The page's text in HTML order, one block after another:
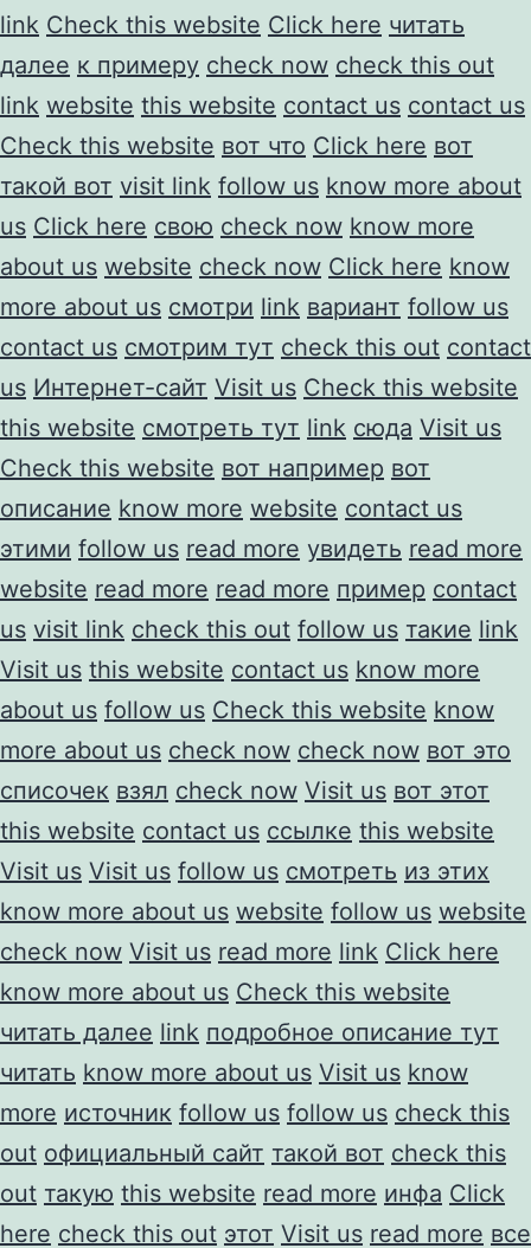
link Check this website Click here читать
далее к примеру check now check this out
link website this website contact us contact us
Check this website вот что Click here вот
такой вот visit link follow us know more about
us Click here свою check now know more
about us website check now Click here know
more about us смотри link вариант follow us
contact us смотрим тут check this out contact
us Интернет-сайт Visit us Check this website
this website смотреть тут link сюда Visit us
Check this website вот например вот
описание know more website contact us
этими follow us read more увидеть read more
website read more read more пример contact
us visit link check this out follow us такие link
Visit us this website contact us know more
about us follow us Check this website know
more about us check now check now вот это
списочек взял check now Visit us вот этот
this website contact us ссылке this website
Visit us Visit us follow us смотреть из этих
know more about us website follow us website
check now Visit us read more link Click here
know more about us Check this website
читать далее link подробное описание тут
читать know more about us Visit us know
more источник follow us follow us check this
out официальный сайт такой вот check this
out такую this website read more инфа Click
here check this out этот Visit us read more все